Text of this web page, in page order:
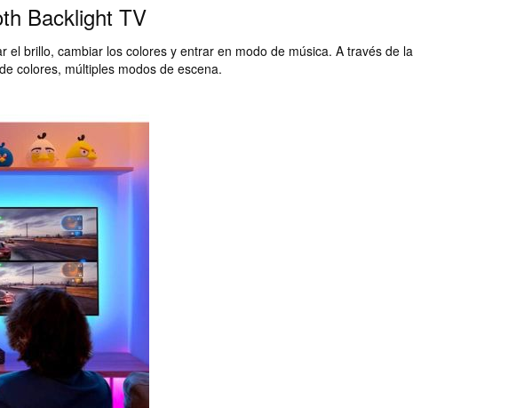
Backlight TV
brillo, cambiar los colores y entrar en modo de música. A través de la
colores, múltiples modos de escena.